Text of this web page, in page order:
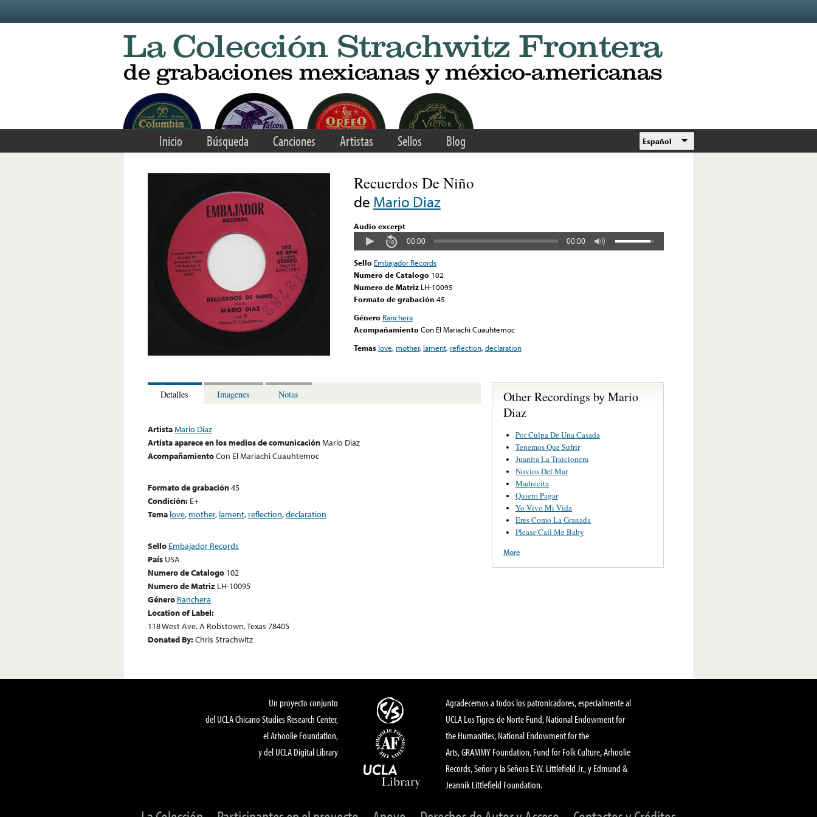
Inicio Búsqueda Canciones Artistas Sellos Blog Español
Recuerdos De Niño
de Mario Diaz
Audio excerpt
00:00 00:00
Sello Embajador Records
Numero de Catalogo 102
Numero de Matriz LH-10095
Formato de grabación 45
Género Ranchera
Acompañamiento Con El Mariachi Cuauhtemoc
Temas love, mother, lament, reflection,declaration
Detalles Imagenes Notas
ArtistaMario Diaz
Artista aparece en los medios de comunicaciónMario Diaz
AcompañamientoCon El Mariachi Cuauhtemoc
Formato de grabación45
Condición: E+
Tema love, mother, lament, reflection,declaration
Sello Embajador Records
País USA
Numero de Catalogo 102
Numero de Matriz LH-10095
Género Ranchera
Location of Label:
118 West Ave. A Robstown, Texas 78405
Donated By:Chris Strachwitz
Other Recordings by Mario
Diaz
Por Culpa De Una Casada
Tenemos Que Sufrir
Juanita La Traicionera
Novios Del Mar
Madrecita
Quiero Pagar
Yo Vivo Mi Vida
Eres Como La Granada
Please Call Me Baby
More
Un proyecto conjunto
del UCLA Chicano Studies Research Center,
el Arhoolie Foundation,
y del UCLA Digital Library
Agradecemos a todos los patronicadores, especialmente al
UCLA Los Tigres de Norte Fund, National Endowment for
the Humanities, National Endowment for the
Arts, GRAMMY Foundation, Fund for Folk Culture, Arhoolie
Records, Señor y la Señora E.W. Littlefield Jr., y Edmund &
Jeannik Littlefield Foundation.